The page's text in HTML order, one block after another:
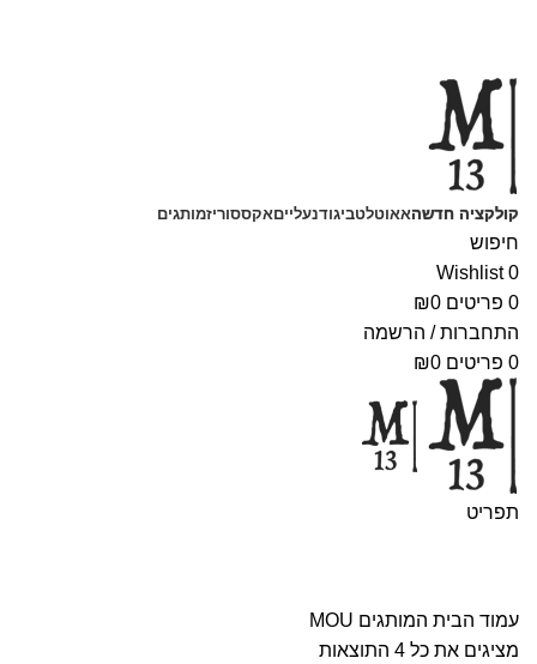
קולקציה חדשהאאוטלטביגודנעלייםאקססוריזמותגים
חיפוש
0
Wishlist
0 פריטים ₪0
התחברות / הרשמה
0 פריטים ₪0
תפריט
עמוד הבית המותגים MOU
מציגים את כל ⁦4⁩ התוצאות